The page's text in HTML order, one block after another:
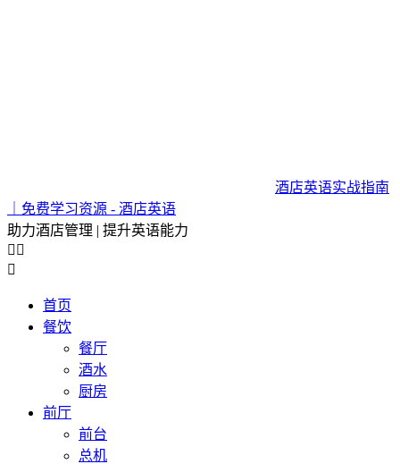
酒店英语实战指南
｜免费学习资源 - 酒店英语
助力酒店管理 | 提升英语能力
 

首页
餐饮
餐厅
酒水
厨房
前厅
前台
总机